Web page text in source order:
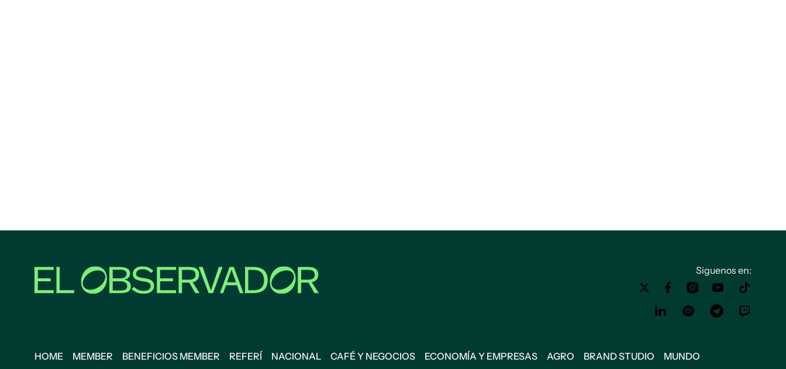
Siguenos en:
HOME MEMBER BENEFICIOS MEMBER REFERÍ NACIONAL CAFÉ Y NEGOCIOS ECONOMÍA Y EMPRESAS AGRO BRAND STUDIO MUNDO